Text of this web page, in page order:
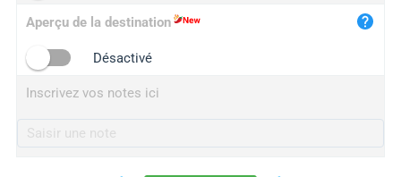
Aperçu de la destination
Désactivé
Inscrivez vos notes ici